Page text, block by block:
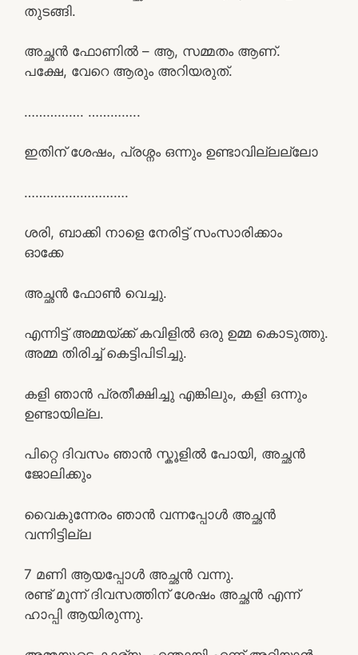
തുടങ്ങി.
അച്ഛൻ ഫോണിൽ – ആ, സമ്മതം ആണ്.
പക്ഷേ, വേറെ ആരും അറിയരുത്.
……………. …………..
ഇതിന് ശേഷം, പ്രശ്നം ഒന്നും ഉണ്ടാവില്ലല്ലോ
……………………….
ശരി, ബാക്കി നാളെ നേരിട്ട് സംസാരിക്കാം
ഓക്കേ
അച്ഛൻ ഫോൺ വെച്ചു.
എന്നിട്ട് അമ്മയ്ക്ക് കവിളിൽ ഒരു ഉമ്മ കൊടുത്തു.
അമ്മ തിരിച്ച് കെട്ടിപിടിച്ചു.
കളി ഞാൻ പ്രതീക്ഷിച്ചു എങ്കിലും, കളി ഒന്നും
ഉണ്ടായില്ല.
പിറ്റെ ദിവസം ഞാൻ സ്കൂളിൽ പോയി, അച്ഛൻ
ജോലിക്കും
വൈകുന്നേരം ഞാൻ വന്നപ്പോൾ അച്ഛൻ
വന്നിട്ടില്ല
7 മണി ആയപ്പോൾ അച്ഛൻ വന്നു.
രണ്ട് മൂന്ന് ദിവസത്തിന് ശേഷം അച്ഛൻ എന്ന്
ഹാപ്പി ആയിരുന്നു.